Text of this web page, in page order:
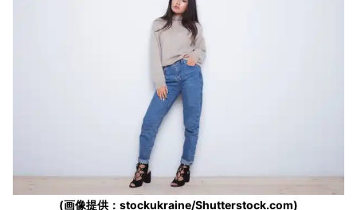
(画像提供：stockukraine/Shutterstock.com)